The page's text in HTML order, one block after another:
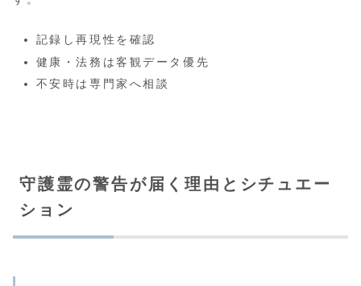
記録し再現性を確認
健康・法務は客観データ優先
不安時は専門家へ相談
守護霊の警告が届く理由とシチュエー
ション